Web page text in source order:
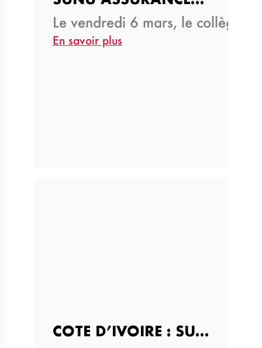
Le vendredi 6 mars, le collège
En savoir plus
COTE D’IVOIRE : SUNU…